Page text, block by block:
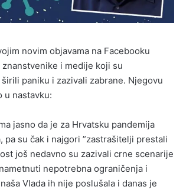
novim objavama na Facebooku
i medije koji su
paniku i zazivali zabrane. Njegovu
u nastavku:
jasno da je za Hrvatsku pandemija
pa su čak i najgori ”zastrašitelji prestali
još nedavno su zazivali crne scenarije
nepotrebna ograničenja i
Vlada ih nije poslušala i danas je